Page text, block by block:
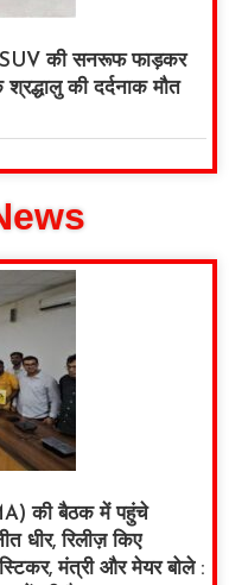
SUV की सनरूफ फाड़कर
की दर्दनाक मौत
की बैठक में पहुंचे
धीर, रिलीज़ किए
मंत्री और मेयर बोले :